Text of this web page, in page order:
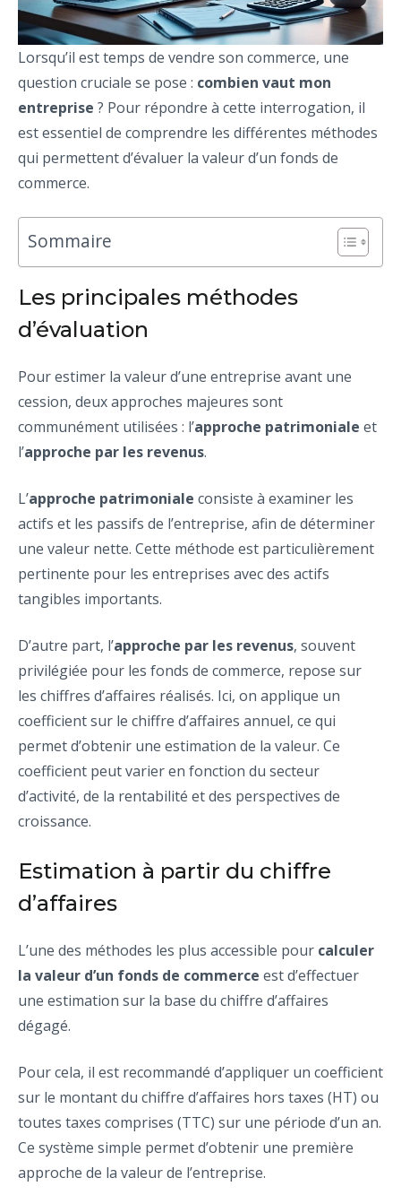
Lorsqu’il est temps de vendre son commerce, une
question cruciale se pose : combien vaut mon
entreprise ? Pour répondre à cette interrogation, il
est essentiel de comprendre les différentes méthodes
qui permettent d’évaluer la valeur d’un fonds de
commerce.
Sommaire
Les principales méthodes
d’évaluation
Pour estimer la valeur d’une entreprise avant une
cession, deux approches majeures sont
communément utilisées : l’approche patrimoniale et
l’approche par les revenus.
L’approche patrimoniale consiste à examiner les
actifs et les passifs de l’entreprise, afin de déterminer
une valeur nette. Cette méthode est particulièrement
pertinente pour les entreprises avec des actifs
tangibles importants.
D’autre part, l’approche par les revenus, souvent
privilégiée pour les fonds de commerce, repose sur
les chiffres d’affaires réalisés. Ici, on applique un
coefficient sur le chiffre d’affaires annuel, ce qui
permet d’obtenir une estimation de la valeur. Ce
coefficient peut varier en fonction du secteur
d’activité, de la rentabilité et des perspectives de
croissance.
Estimation à partir du chiffre
d’affaires
L’une des méthodes les plus accessible pour calculer
la valeur d’un fonds de commerce est d’effectuer
une estimation sur la base du chiffre d’affaires
dégagé.
Pour cela, il est recommandé d’appliquer un coefficient
sur le montant du chiffre d’affaires hors taxes (HT) ou
toutes taxes comprises (TTC) sur une période d’un an.
Ce système simple permet d’obtenir une première
approche de la valeur de l’entreprise.